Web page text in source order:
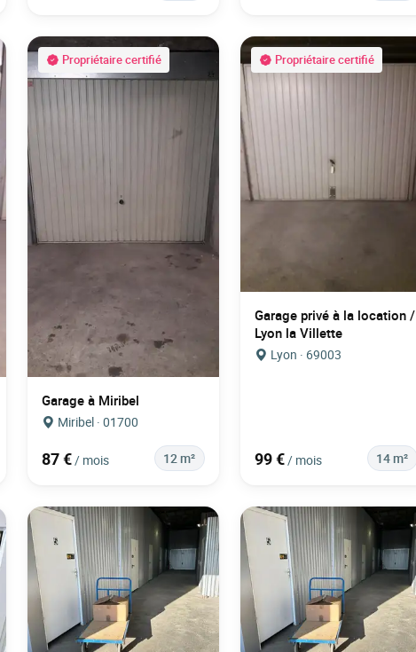
Propriétaire certifié
Garage à Miribel
Miribel · 01700
87 € / mois 12 m²
Propriétaire certifié
Garage privé à la location /
Lyon la Villette
Lyon · 69003
99 € / mois 14 m²